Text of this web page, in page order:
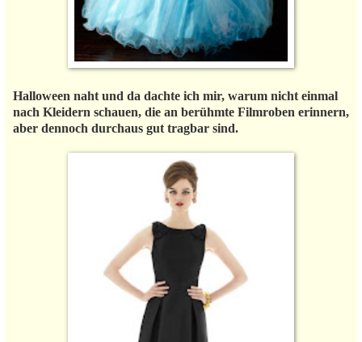
Halloween naht und da dachte ich mir, warum nicht einmal
nach Kleidern schauen, die an berühmte Filmroben erinnern,
aber dennoch durchaus gut tragbar sind.